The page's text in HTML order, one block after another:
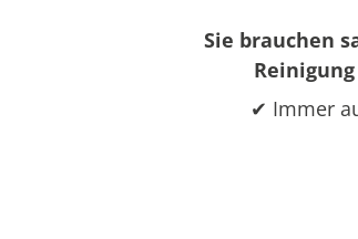
Sie brauchen
✔ Immer